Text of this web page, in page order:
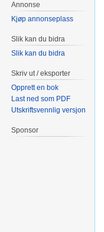
Annonse
Kjøp annonseplass
Slik kan du bidra
Slik kan du bidra
Skriv ut / eksporter
Opprett en bok
Last ned som PDF
Utskriftsvennlig versjon
Sponsor